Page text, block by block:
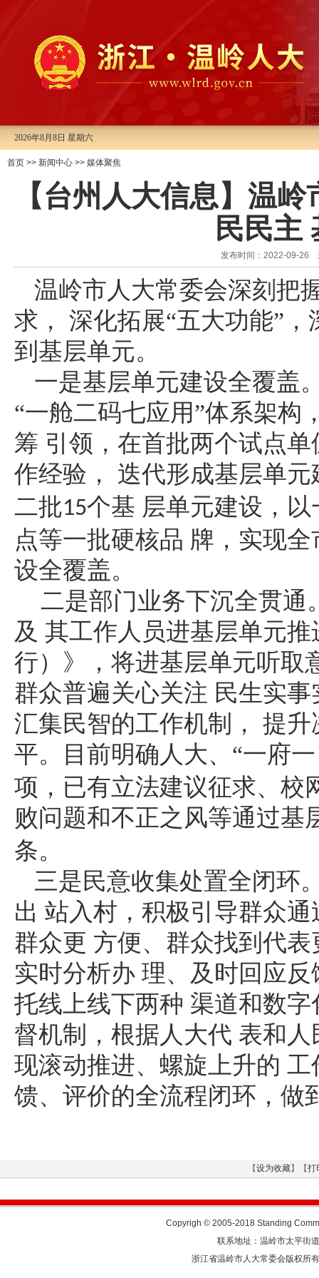
2026年8月8日 星期六
首页 >> 新闻中心 >> 媒体聚焦
【台州人大信息】温
民民主
发布时间：2022-09-26
温岭市人大常委会深刻把
求，
深化拓展“五大功能”
到基层单元。
一是基层单元建设全覆盖
“一舱二码七应用”体系架构
筹 引领，在首批两个试点
作经验， 迭代形成基层单元
二批15个基 层单元建设，
点等一批硬核品 牌，实现
设全覆盖。
二是部门业务下沉全贯通
及 其工作人员进基层单元
行）》，将进基层单元听取
群众普遍关心关注 民生实
汇集民智的工作机制，
提升
平。目前明确人大、 “一府
项，已有立法建议征求、校
败问题和不正之风等通过基
条。
三是民意收集处置全闭环
出 站入村，积极引导群众
群众更 方便、群众找到代
实时分析办 理、及时回应
托线上线下两种 渠道和数
督机制，根据人大代 表和人
现滚动推进、螺旋上升的 工
馈、评价的全流程闭环，做
【设为收藏】【打
Copyrigh © 2005-2018 Standing
联系地址：温岭市太平
浙江省温岭市人大常委会版权所